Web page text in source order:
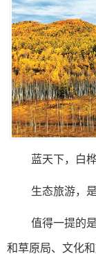
蓝天下，白
生态旅游，
值得一提的
和草原局、文化